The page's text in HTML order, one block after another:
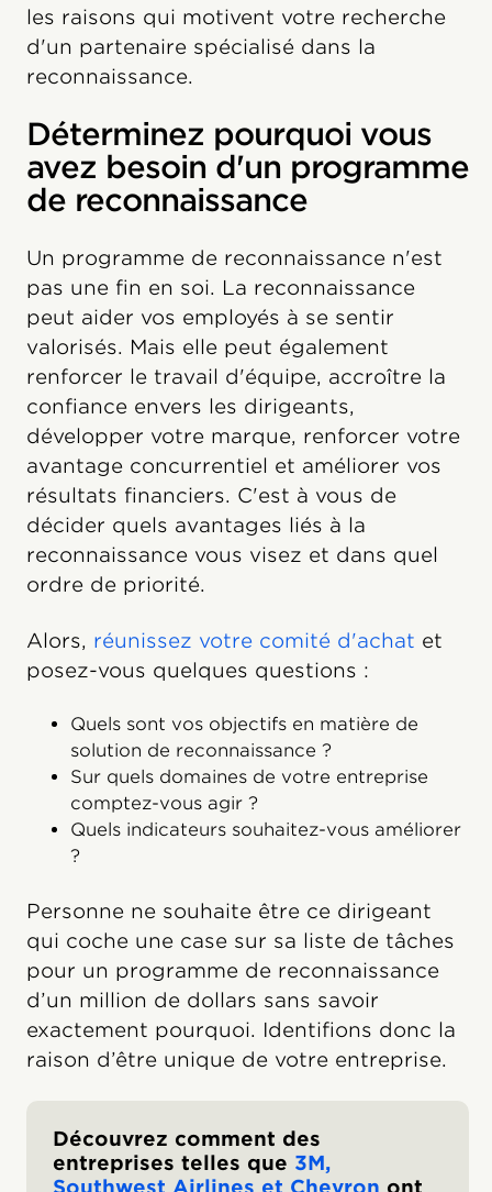
les raisons qui motivent votre recherche
d'un partenaire spécialisé dans la
reconnaissance.
Déterminez pourquoi vous
avez besoin d'un programme
de reconnaissance
Un programme de reconnaissance n'est
pas une fin en soi. La reconnaissance
peut aider vos employés à se sentir
valorisés. Mais elle peut également
renforcer le travail d'équipe, accroître la
confiance envers les dirigeants,
développer votre marque, renforcer votre
avantage concurrentiel et améliorer vos
résultats financiers. C'est à vous de
décider quels avantages liés à la
reconnaissance vous visez et dans quel
ordre de priorité.
Alors, réunissez votre comité d'achat et
posez-vous quelques questions :
Quels sont vos objectifs en matière de
solution de reconnaissance ?
Sur quels domaines de votre entreprise
comptez-vous agir ?
Quels indicateurs souhaitez-vous améliorer
?
Personne ne souhaite être ce dirigeant
qui coche une case sur sa liste de tâches
pour un programme de reconnaissance
d’un million de dollars sans savoir
exactement pourquoi. Identifions donc la
raison d’être unique de votre entreprise.
Découvrez comment des
entreprises telles que 3M,
Southwest Airlines et Chevron ont